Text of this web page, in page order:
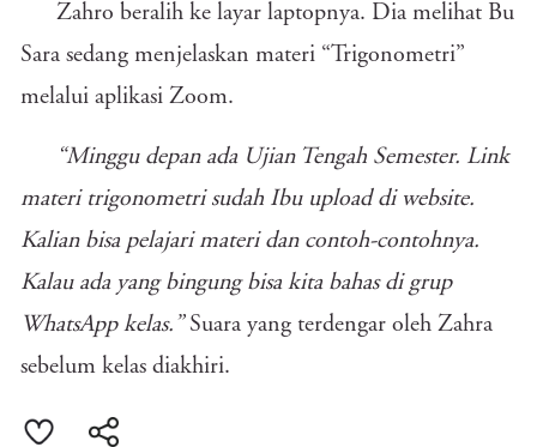
Zahro beralih ke layar laptopnya. Dia melihat Bu
Sara sedang menjelaskan materi “Trigonometri”
melalui aplikasi Zoom.
“Minggu depan ada Ujian Tengah Semester. Link
materi trigonometri sudah Ibu upload di website.
Kalian bisa pelajari materi dan contoh-contohnya.
Kalau ada yang bingung bisa kita bahas di grup
WhatsApp kelas.”Suara yang terdengar oleh Zahra
sebelum kelas diakhiri.